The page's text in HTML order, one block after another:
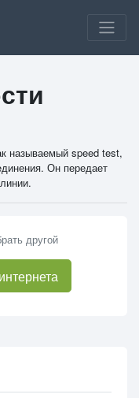
называемый speed test,
Он передает
другой